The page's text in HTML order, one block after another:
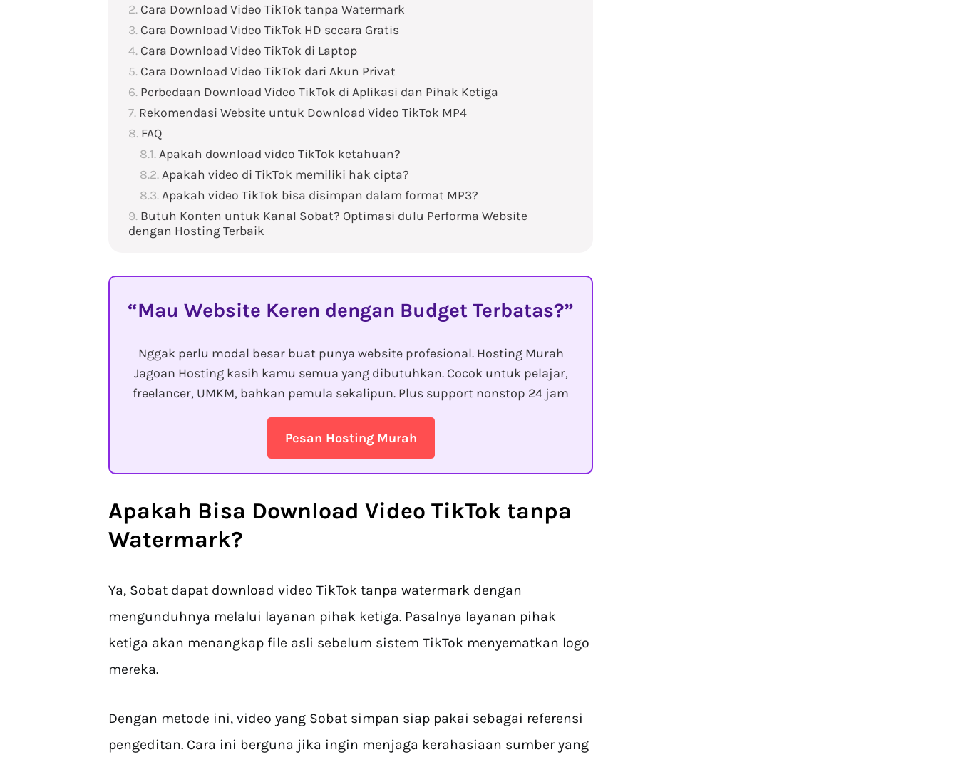
Cara Download Video TikTok tanpa Watermark
Cara Download Video TikTok HD secara Gratis
Cara Download Video TikTok di Laptop
Cara Download Video TikTok dari Akun Privat
Perbedaan Download Video TikTok di Aplikasi dan Pihak Ketiga
Rekomendasi Website untuk Download Video TikTok MP4
FAQ
Apakah download video TikTok ketahuan?
Apakah video di TikTok memiliki hak cipta?
Apakah video TikTok bisa disimpan dalam format MP3?
Butuh Konten untuk Kanal Sobat? Optimasi dulu Performa Website
dengan Hosting Terbaik
Mau Website Keren dengan Budget Terbatas?
Nggak perlu modal besar buat punya website profesional. Hosting Murah
Jagoan Hosting kasih kamu semua yang dibutuhkan. Cocok untuk pelajar,
freelancer, UMKM, bahkan pemula sekalipun. Plus support nonstop 24 jam
Pesan Hosting Murah
Apakah Bisa Download Video TikTok tanpa
Watermark?
Ya, Sobat dapat download video TikTok tanpa watermark dengan
mengunduhnya melalui layanan pihak ketiga. Pasalnya layanan pihak
ketiga akan menangkap file asli sebelum sistem TikTok menyematkan logo
mereka.
Dengan metode ini, video yang Sobat simpan siap pakai sebagai referensi
pengeditan. Cara ini berguna jika ingin menjaga kerahasiaan sumber yang